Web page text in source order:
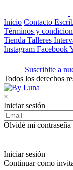
Inicio Contacto
Términos y
Tienda Talleres
Instagram Facebook
Suscribite a
Todos los derechos
×
Iniciar sesión
Olvidé mi contraseña
Iniciar sesión
Continuar como